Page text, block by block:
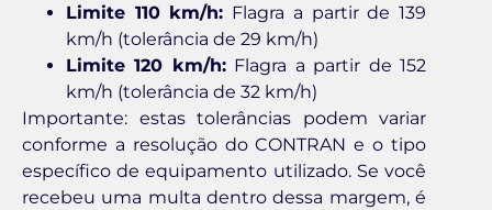
Limite 110 km/h: Flagra a partir de 139
km/h (tolerância de 29 km/h)
Limite 120 km/h:Flagra a partir de 152
km/h (tolerância de 32 km/h)
Importante: estas tolerâncias podem variar
conforme a resolução do CONTRAN e o tipo
específico de equipamento utilizado. Se você
recebeu uma multa dentro dessa margem, é